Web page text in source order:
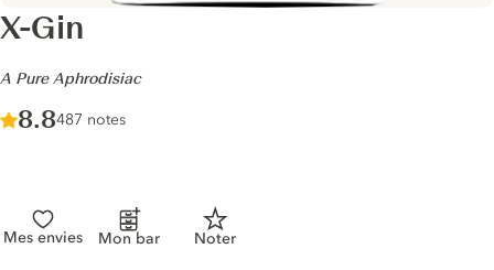
X-Gin
-
A Pure Aphrodisiac
Score :
8.8/ 10
487 notes
Mes envies Mon bar Noter